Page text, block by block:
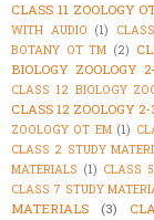
CLASS 11 ZOOLOGY
WITH AUDIO (1)
BOTANY OT TM (2)
BIOLOGY ZOOLOGY
CLASS 12 BIOLOGY
CLASS 12 ZOOLOGY
ZOOLOGY OT EM (1)
CLASS 2 STUDY
MATERIALS (1) CLASS
CLASS 7 STUDY
MATERIALS
(3)